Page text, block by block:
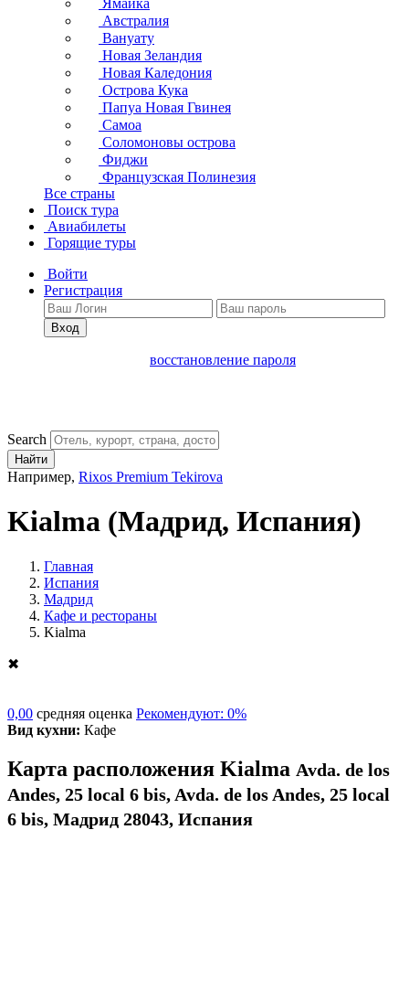
Ямайка
Австралия
Вануату
Новая Зеландия
Новая Каледония
Острова Кука
Папуа Новая Гвинея
Самоа
Соломоновы острова
Фиджи
Французская Полинезия
Все страны
Поиск тура
Авиабилеты
Горящие туры
Войти
Регистрация
Вход
восстановление пароля
Search
Найти
Например, Rixos Premium Tekirova
Kialma (Мадрид, Испания)
Главная
Испания
Мадрид
Кафе и рестораны
Kialma
✖
0,00 средняя оценка Рекомендуют: 0%
Вид кухни: Кафе
Карта расположения Kialma Avda. de los
Andes, 25 local 6 bis, Avda. de los Andes, 25 local
6 bis, Мадрид 28043, Испания